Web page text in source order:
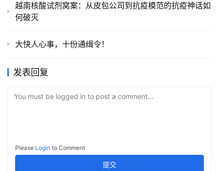
越南核酸试剂窝案：从皮包公司到抗疫模范的抗疫神话如
何破灭
大快人心事，十份通缉令！
发表回复
You must be logged in to post a comment...
Please Login to Comment
提交